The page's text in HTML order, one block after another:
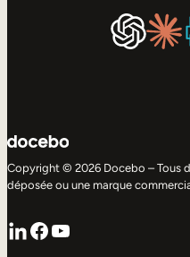
Copyright © 2026 Docebo – Tous
déposée ou une marque
LinkedIn
Facebook
YouTube